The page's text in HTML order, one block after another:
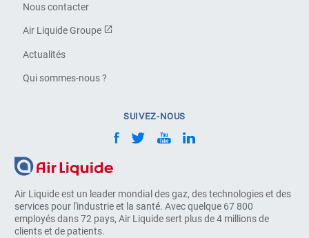
Air Liquide est un leader mondial des gaz, des technologies et des
services pour l'industrie et la santé. Avec quelque 67 800
employés dans 72 pays, Air Liquide sert plus de 4 millions de
clients et de patients.
Nous contacter
Air Liquide Groupe
Actualités
Qui sommes-nous ?
SUIVEZ-NOUS